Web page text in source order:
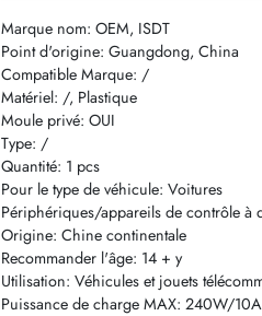
Marque nom: OEM, ISDT
Point d'origine: Guangdong, China
Compatible Marque: /
Matériel: /, Plastique
Moule privé: OUI
Type: /
Quantité: 1 pcs
Pour le type de véhicule: Voitures
Périphériques/appareils de contrôle à
Origine: Chine continentale
Recommander l'âge: 14 + y
Utilisation: Véhicules et jouets
Puissance de charge MAX: 240W/10A